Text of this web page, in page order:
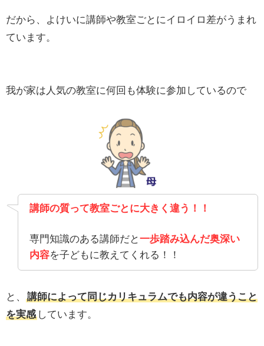
だから、よけいに講師や教室ごとにイロイロ差がうまれ
ています。
我が家は人気の教室に何回も体験に参加しているので
講師の質って教室ごとに大きく違う！！
専門知識のある講師だと一歩踏み込んだ奥深い
内容を子どもに教えてくれる！！
と、
講師によって同じカリキュラムでも内容が違うこと
を実感しています。